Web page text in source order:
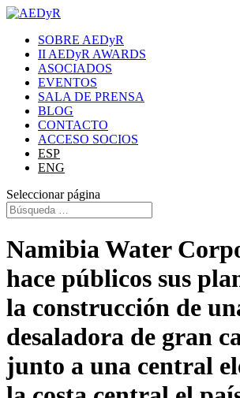
SOBRE AEDyR
II AEDyR AWARDS
ASOCIADOS
EVENTOS
SALA DE PRENSA
BLOG
CONTACTO
ACCESO SOCIOS
ESP
ENG
Seleccionar página
Namibia Water
hace públicos sus
la construcción de
desaladora de gran
junto a una central